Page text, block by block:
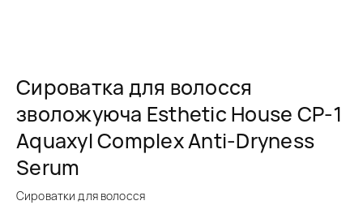
Сироватка для волосся
зволожуюча Esthetic House CP-1
Aquaxyl Complex Anti-Dryness
Serum
Сироватки для волосся